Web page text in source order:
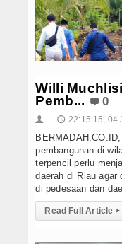
Willi
Pemb...
0
👤 🕔 22:15:15, 04
pembangunan di
terpencil perlu
daerah di Riau agar
di pedesaan dan
Read Full Article ▸